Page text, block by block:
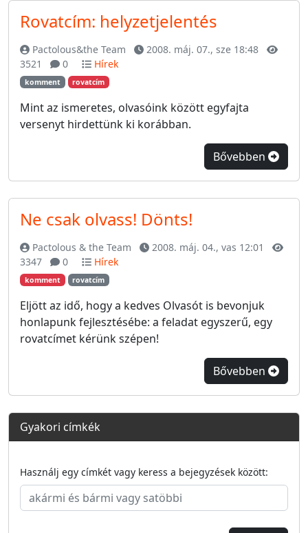
Rovatcím: helyzetjelentés
Pactolous&the Team
2008. máj. 07., sze 18:48
3521
0 Hírek
komment rovatcím
Mint az ismeretes, olvasóink között egyfajta
versenyt hirdettünk ki korábban.
Bővebben
Ne csak olvass! Dönts!
Pactolous & the Team
2008. máj. 04., vas 12:01
3347
0 Hírek
komment rovatcím
Eljött az idő, hogy a kedves Olvasót is bevonjuk
honlapunk fejlesztésébe: a feladat egyszerű, egy
rovatcímet kérünk szépen!
Bővebben
Gyakori címkék
Használj egy címkét vagy keress a bejegyzések között: